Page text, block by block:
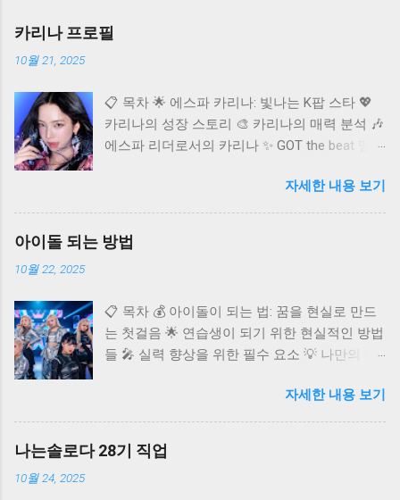
카리나 프로필
10월 21, 2025
📋 목차 🌟 에스파 카리나: 빛나는 K팝 스타 💖
카리나의 성장 스토리 🎨 카리나의 매력 분석 🎶
에스파 리더로서의 카리나 ✨ GOT the beat 멤버
질문 (FAQ) K팝 씬에 혜성처럼 등장하여 단숨에
정상급 아이돌로 자리매김한 에스파(aespa)의
멤버 카리나. 독보적인 비주얼과 뛰어난 실력으
로 국내외 팬들의 마음을 사로잡고 있어요. 오늘
보는 시간을 가져보려고 합니다. 카리나가 어떻
게 현재의 자리에 오를 수 있었는지, 그리고 앞
으로 어떤 활약을 보여줄지 함께 탐색해 볼까
팝 스타 카리나는 2000년 4월 11일 경기도 수원
시에서 태어났으며, 본명은 유지민이에요.
167.8cm의 훤칠한 키와 B형의 혈액형, 천주교를
자세한 내용 보기
아이돌 되는 방법
10월 22, 2025
📋 목차 💰 아이돌이 되는 법: 꿈을 현실로 만드
는 첫걸음 🌟 연습생이 되기 위한 현실적인 방법
들 🎤 실력 향상을 위한 필수 요소 💡 나만의 매
이돌 도전, 이것만은 알아두세요 ❓ 자주 묻는 질
문 (FAQ) 반짝이는 무대 위에서 화려한 퍼포먼
스를 펼치는 아이돌. 수많은 팬들의 환호 속에서
꿈을 이루는 그들의 모습은 많은 이들에게 선망
자세한 내용 보기
나는솔로다 28기 직업
10월 24, 2025